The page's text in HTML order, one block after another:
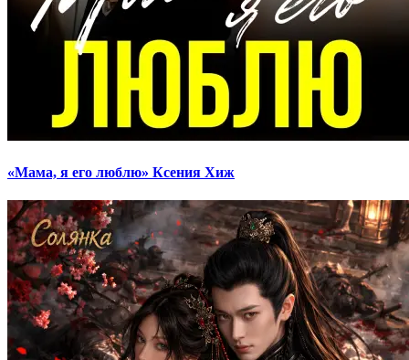
«Мама, я его люблю» Ксения Хиж